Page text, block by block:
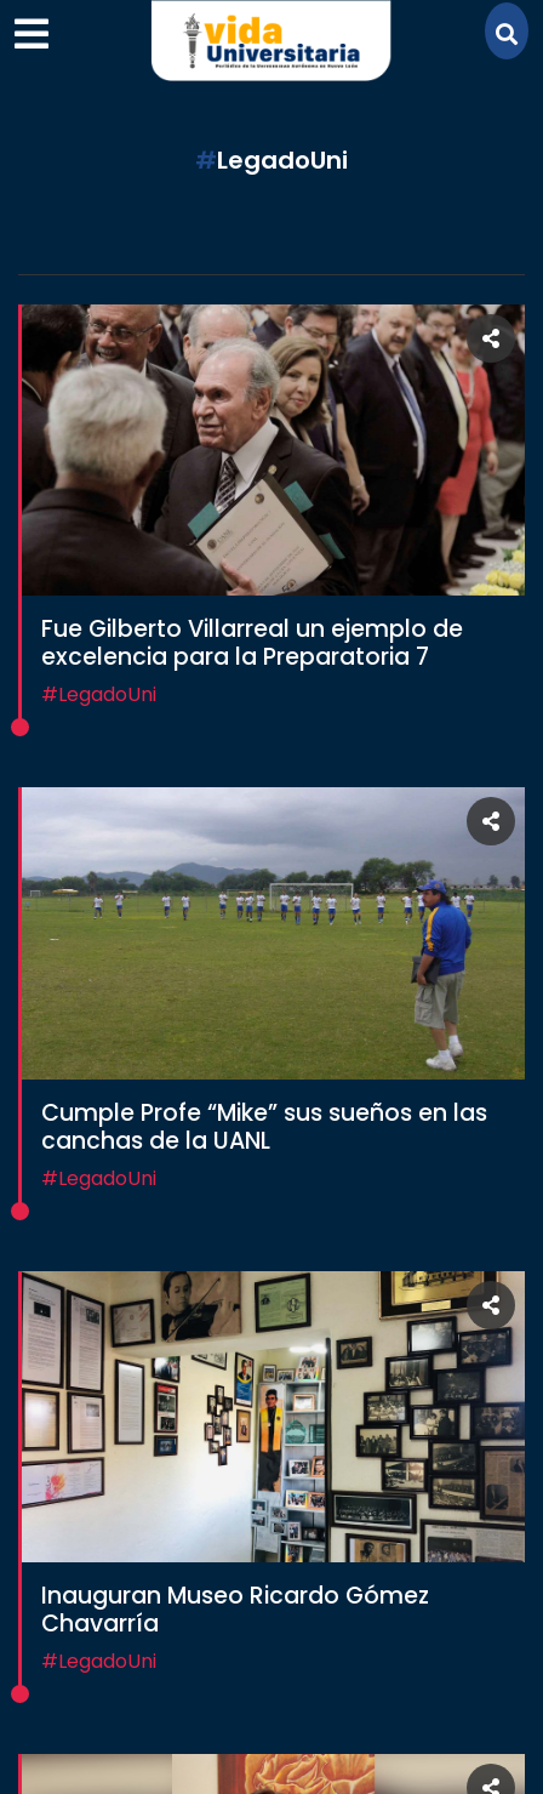
×
SECCIONES
ACADEMIA
CAMPUS UANL
COMUNIDADUANL
CULTURA
DEPORTES
I+D+I
SUSTENTABILIDAD
TEMAS
Oferta
educativa
Estudiantes
Investigación
Responsabilidad
social
Vinculación
Historia
Universiada
Nacional
#LegadoUni
Fue Gilberto Villarreal un ejemplo de
excelencia para la Preparatoria 7
#LegadoUni
Cumple Profe “Mike” sus sueños en las
canchas de la UANL
#LegadoUni
Inauguran Museo Ricardo Gómez
Chavarría
#LegadoUni